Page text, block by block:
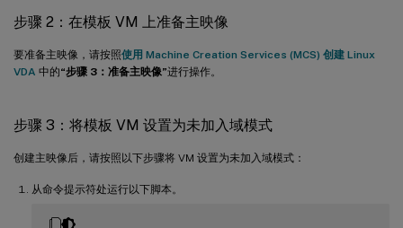
步骤 2：在模板 VM 上准备主映像
要准备主映像，请按照使用 Machine Creation Services (MCS) 创建 Linux
VDA 中的“步骤 3：准备主映像”进行操作。
步骤 3：将模板 VM 设置为未加入域模式
创建主映像后，请按照以下步骤将 VM 设置为未加入域模式：
从命令提示符处运行以下脚本。